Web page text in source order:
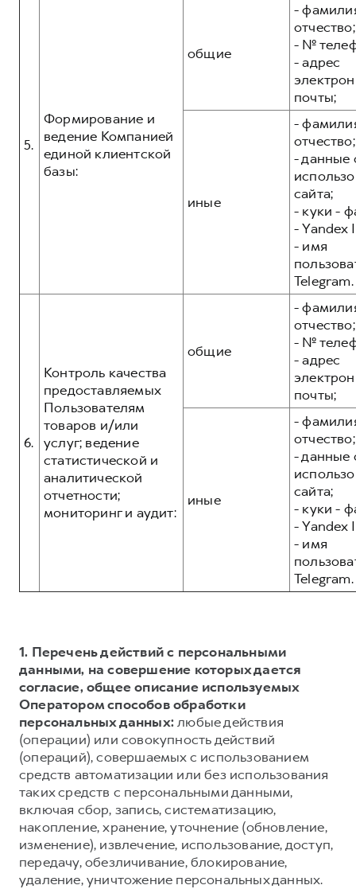
5.
Формирование и
ведение Компанией
единой клиентской
базы:
общие
-
отчество;
- №
- адрес
почты;
иные
-
отчество;
- данные
сайта;
- куки -
- Yandex
- имя
Telegram.
6.
Контроль качества
предоставляемых
Пользователям
товаров и/или
услуг; ведение
статистической и
аналитической
отчетности;
мониторинг и аудит:
общие
-
отчество;
- №
- адрес
почты;
иные
-
отчество;
- данные
сайта;
- куки -
- Yandex
- имя
Telegram.
1. Перечень действий с персональными
данными, на совершение которых дается
согласие, общее описание используемых
Оператором способов обработки
персональных данных:любые действия
(операции) или совокупность действий
(операций), совершаемых с использованием
средств автоматизации или без использования
таких средств с персональными данными,
включая сбор, запись, систематизацию,
накопление, хранение, уточнение (обновление,
изменение), извлечение, использование, доступ,
передачу, обезличивание, блокирование,
удаление, уничтожение персональных данных.